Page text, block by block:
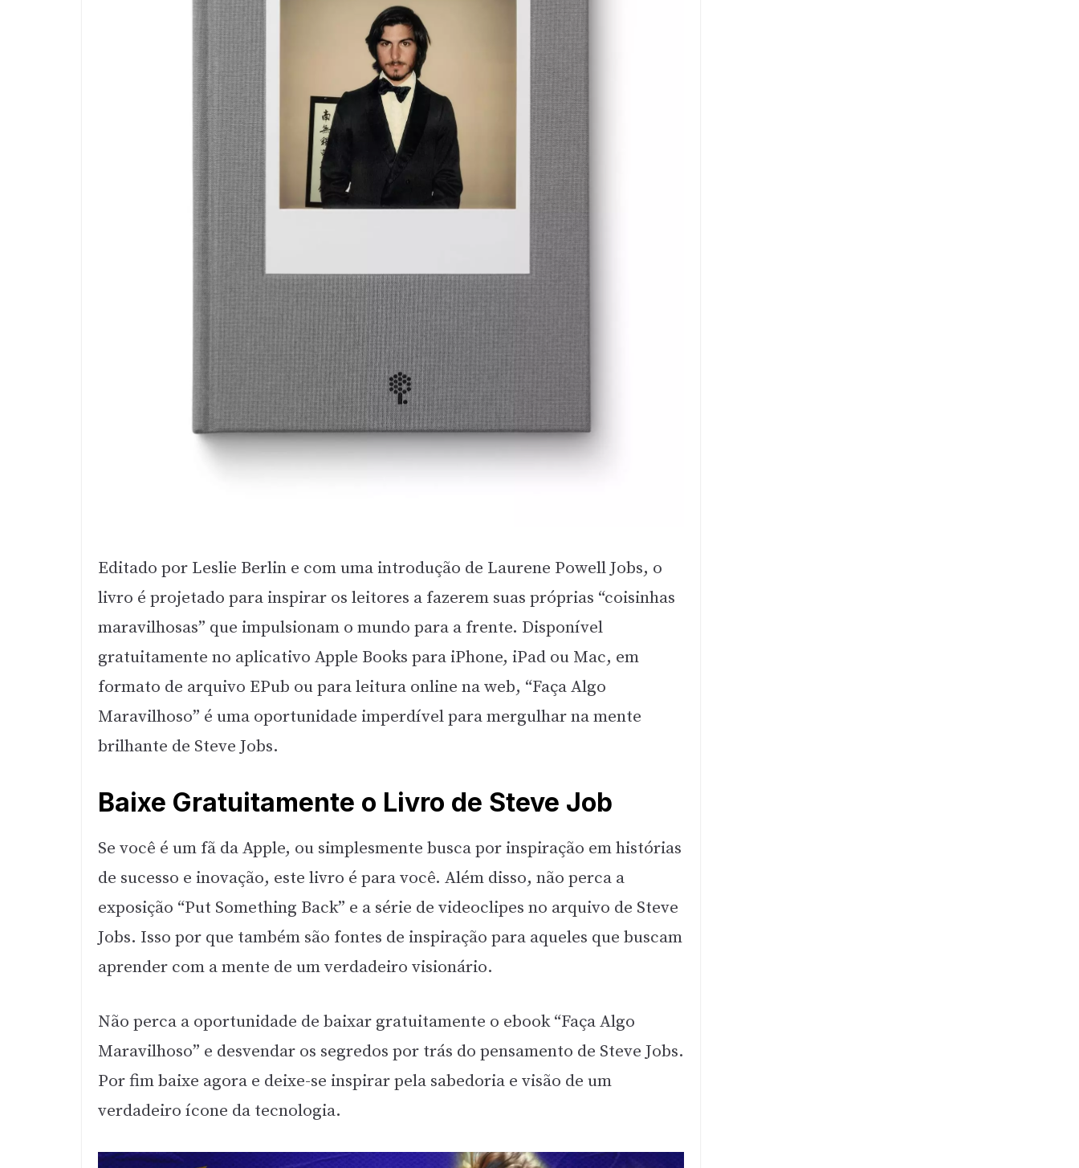
Editado por Leslie Berlin e com uma introdução de Laurene Powell Jobs, o
livro é projetado para inspirar os leitores a fazerem suas próprias “coisinhas
maravilhosas” que impulsionam o mundo para a frente. Disponível
gratuitamente no aplicativo Apple Books para iPhone, iPad ou Mac, em
formato de arquivo EPub ou para leitura online na web, “Faça Algo
Maravilhoso” é uma oportunidade imperdível para mergulhar na mente
brilhante de Steve Jobs.
Baixe Gratuitamente o Livro de Steve Job
Se você é um fã da Apple, ou simplesmente busca por inspiração em histórias
de sucesso e inovação, este livro é para você. Além disso, não perca a
exposição “Put Something Back” e a série de videoclipes no arquivo de Steve
Jobs. Isso por que também são fontes de inspiração para aqueles que buscam
aprender com a mente de um verdadeiro visionário.
Não perca a oportunidade de baixar gratuitamente o ebook “Faça Algo
Maravilhoso” e desvendar os segredos por trás do pensamento de Steve Jobs.
Por fim baixe agora e deixe-se inspirar pela sabedoria e visão de um
verdadeiro ícone da tecnologia.